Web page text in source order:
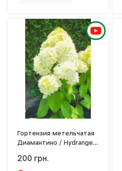
Гортензия метельчатая
Диамантино / Hydrangea
200 грн.